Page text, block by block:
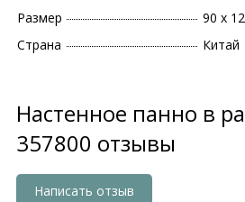
Размер
90 х
Страна
Китай
Настенное панно в
357800 отзывы
Написать отзыв